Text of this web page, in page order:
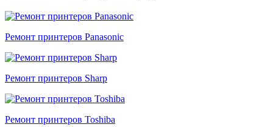
Ремонт принтеров Panasonic
Ремонт принтеров Sharp
Ремонт принтеров Toshiba